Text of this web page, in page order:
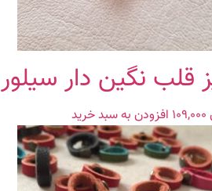
قلب نگین دار سیلور
افزودن به سبد خرید